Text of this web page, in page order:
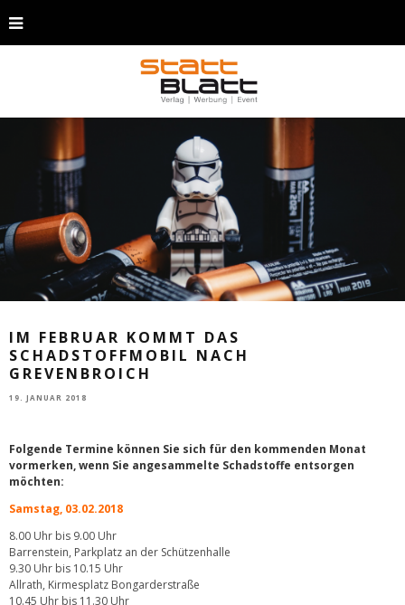
IM FEBRUAR KOMMT DAS
SCHADSTOFFMOBIL NACH
GREVENBROICH
19. JANUAR 2018
Folgende Termine können Sie sich für den kommenden Monat
vormerken, wenn Sie angesammelte Schadstoffe entsorgen
möchten:
Samstag, 03.02.2018
8.00 Uhr bis 9.00 Uhr
Barrenstein, Parkplatz an der Schützenhalle
9.30 Uhr bis 10.15 Uhr
Allrath, Kirmesplatz Bongarderstraße
10.45 Uhr bis 11.30 Uhr